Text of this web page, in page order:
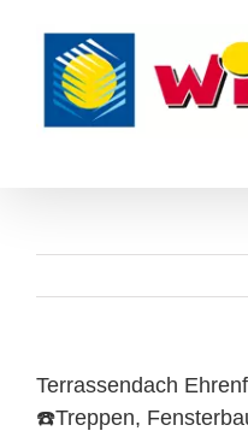
content
Terrassendach
☎️Treppen,